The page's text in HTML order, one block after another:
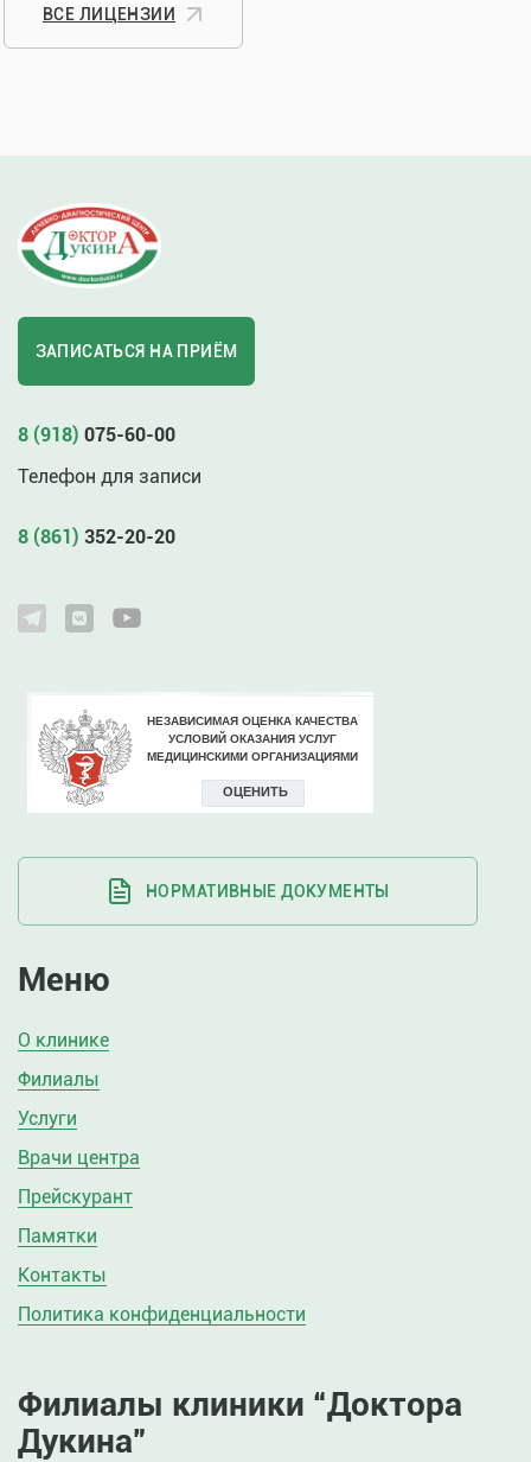
ВСЕ ЛИЦЕНЗИИ
ЗАПИСАТЬСЯ НА ПРИЁМ
8 (918) 075-60-00
Телефон для записи
8 (861) 352-20-20
НОРМАТИВНЫЕ ДОКУМЕНТЫ
Меню
О клинике
Филиалы
Услуги
Врачи центра
Прейскурант
Памятки
Контакты
Политика конфиденциальности
Филиалы клиники “Доктора
Дукина”